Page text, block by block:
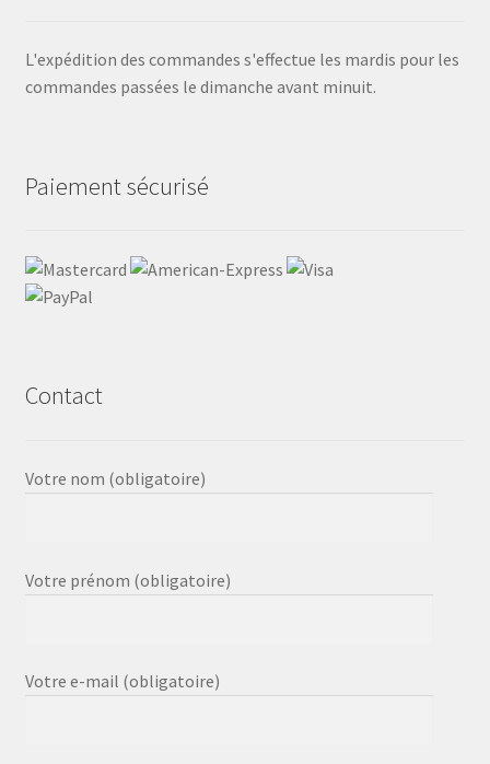
L'expédition des commandes s'effectue les mardis pour les
commandes passées le dimanche avant minuit.
Paiement sécurisé
Contact
Votre nom (obligatoire)
Votre prénom (obligatoire)
Votre e-mail (obligatoire)